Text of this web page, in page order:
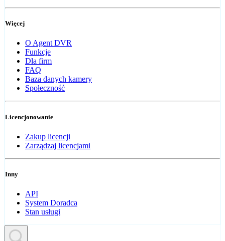
Więcej
O Agent DVR
Funkcje
Dla firm
FAQ
Baza danych kamery
Społeczność
Licencjonowanie
Zakup licencji
Zarządzaj licencjami
Inny
API
System Doradca
Stan usługi